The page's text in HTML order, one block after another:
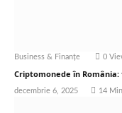
Business & Finanțe 0
Criptomonede în
decembrie 6, 2025 14